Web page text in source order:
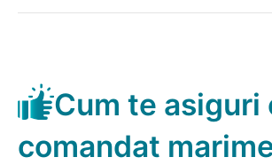
Cum te asiguri
comandat